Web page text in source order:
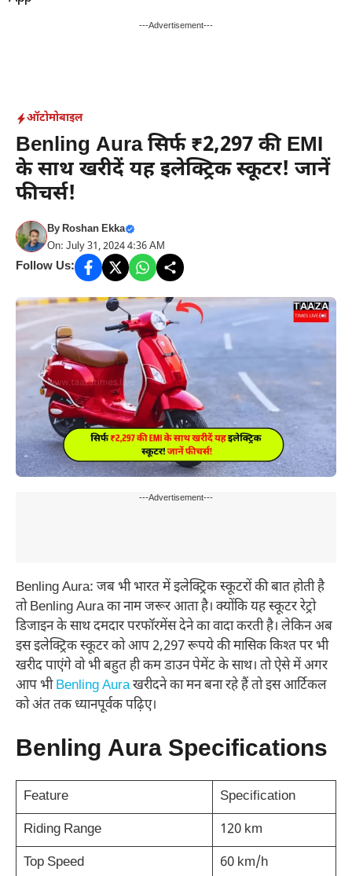
Skip
---Advertisement---
ऑटोमोबाइल
Benling Aura सिर्फ ₹2,297 की EMI
के साथ खरीदें यह इलेक्ट्रिक स्कूटर! जानें
फीचर्स!
ByRoshan Ekka
On: July 31, 2024 4:36 AM
Follow Us:
---Advertisement---
Benling Aura: जब भी भारत में इलेक्ट्रिक स्कूटरों की बात होती है
तो Benling Aura का नाम जरूर आता है। क्योंकि यह स्कूटर रेट्रो
डिजाइन के साथ दमदार परफॉरमेंस देने का वादा करती है। लेकिन अब
इस इलेक्ट्रिक स्कूटर को आप 2,297 रूपये की मासिक किश्त पर भी
खरीद पाएंगे वो भी बहुत ही कम डाउन पेमेंट के साथ। तो ऐसे में अगर
आप भीBenling Auraखरीदने का मन बना रहे हैं तो इस आर्टिकल
को अंत तक ध्यानपूर्वक पढ़िए।
Benling Aura Specifications
Feature
Specification
Riding Range
120 km
Top Speed
60 km/h